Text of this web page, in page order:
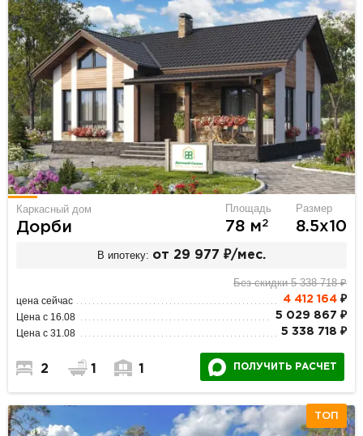
Каркасный дом
Дорби
Площадь
78 м2
Размер
8.5х10
В ипотеку: от 29 977 ₽/мес.
Без скидки 5 338 718 ₽
цена сейчас 4 412 164₽
Цена с 16.08 5 029 867 ₽
Цена с 31.08 5 338 718 ₽
2 1 1 ПОЛУЧИТЬ РАСЧЕТ
ТОП